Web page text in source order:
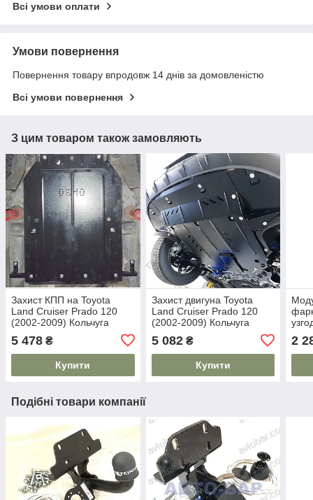
Всі умови оплати
Умови повернення
Повернення товару впродовж 14 днів за домовленістю
Всі умови повернення
З цим товаром також замовляють
Захист КПП на Toyota
Land Cruiser Prado 120
(2002-2009) Кольчуга
5 478 ₴
Купити
Захист двигуна Toyota
Land Cruiser Prado 120
(2002-2009) Кольчуга
5 082₴
Купити
2
Подібні товари компанії